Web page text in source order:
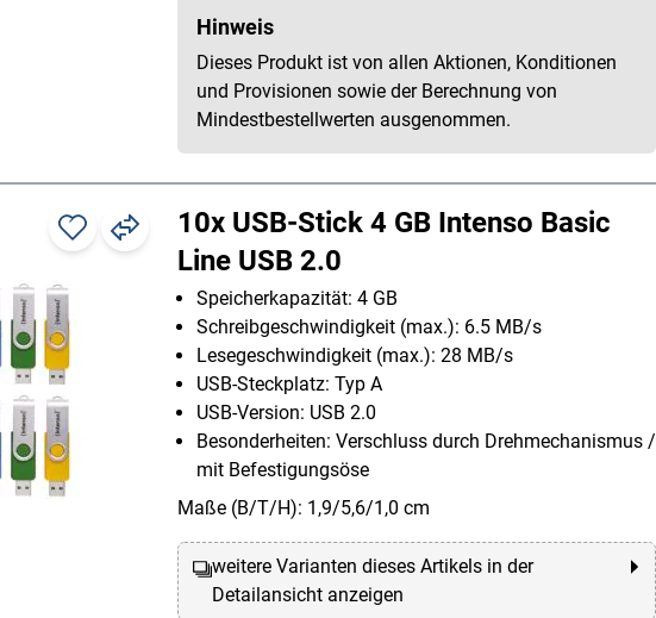
Hinweis
Dieses Produkt ist von allen Aktionen, Konditionen
und Provisionen sowie der Berechnung von
Mindestbestellwerten ausgenommen.
10x USB-Stick 4 GB Intenso Basic
Line USB 2.0
Speicherkapazität: 4 GB
Schreibgeschwindigkeit (max.): 6.5 MB/s
Lesegeschwindigkeit (max.): 28 MB/s
USB-Steckplatz: Typ A
USB-Version: USB 2.0
Besonderheiten: Verschluss durch Drehmechanismus /
mit Befestigungsöse
Maße (B/T/H): 1,9/5,6/1,0 cm
weitere Varianten dieses Artikels in der
Detailansicht anzeigen